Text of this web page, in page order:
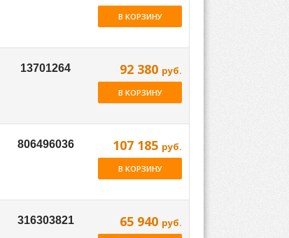
В КОРЗИНУ
92 380 руб.
В КОРЗИНУ
107 185 руб.
В КОРЗИНУ
65 940 руб.